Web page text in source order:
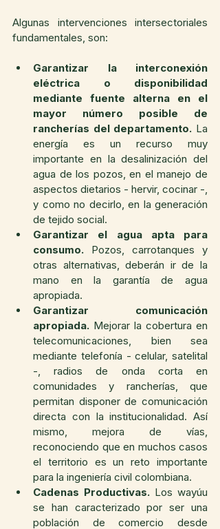
Algunas intervenciones intersectoriales
fundamentales, son:
Garantizar la interconexión
eléctrica o disponibilidad
mediante fuente alterna en el
mayor número posible de
rancherías del departamento. La
energía es un recurso muy
importante en la desalinización del
agua de los pozos, en el manejo de
aspectos dietarios - hervir, cocinar -,
y como no decirlo, en la generación
de tejido social.
Garantizar el agua apta para
consumo. Pozos, carrotanques y
otras alternativas, deberán ir de la
mano en la garantía de agua
apropiada.
Garantizar comunicación
apropiada. Mejorar la cobertura en
telecomunicaciones, bien sea
mediante telefonía - celular, satelital
-, radios de onda corta en
comunidades y rancherías, que
permitan disponer de comunicación
directa con la institucionalidad. Así
mismo, mejora de vías,
reconociendo que en muchos casos
el territorio es un reto importante
para la ingeniería civil colombiana.
Cadenas Productivas. Los wayúu
se han caracterizado por ser una
población de comercio desde